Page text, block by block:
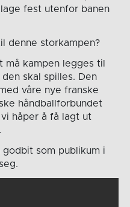
fest utenfor banen
denne storkampen?
må kampen legges til
skal spilles. Den
våre nye franske
håndballforbundet
håper å få lagt ut
som publikum i